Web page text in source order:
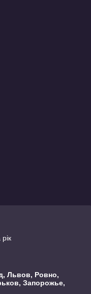
Львов, Ровно,
Запорожье,